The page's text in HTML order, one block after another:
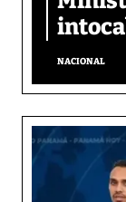
NACIONAL